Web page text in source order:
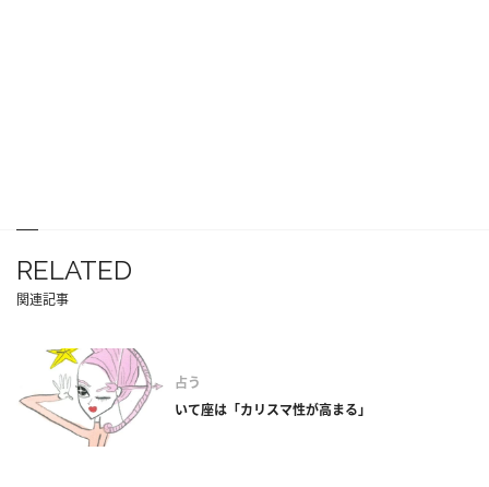
RELATED
関連記事
占う
いて座は「カリスマ性が高まる」